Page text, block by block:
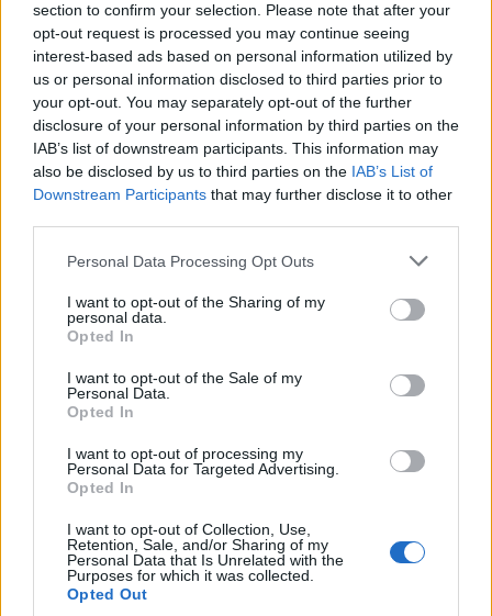
section to confirm your selection. Please note that after your
opt-out request is processed you may continue seeing
interest-based ads based on personal information utilized by
us or personal information disclosed to third parties prior to
your opt-out. You may separately opt-out of the further
disclosure of your personal information by third parties on the
IAB’s list of downstream participants. This information may
also be disclosed by us to third parties on the IAB’s List of
Downstream Participants that may further disclose it to other
Personal Data Processing Opt Outs
I want to opt-out of the Sharing of my
personal data.
Opted In
I want to opt-out of the Sale of my
Personal Data.
Opted In
I want to opt-out of processing my
Personal Data for Targeted Advertising.
Opted In
I want to opt-out of Collection, Use,
Retention, Sale, and/or Sharing of my
Personal Data that Is Unrelated with the
Purposes for which it was collected.
Opted Out
Δράση για την Εξάλειψη της βίας
κατά των γυναικών
Με το μήνυμα «Δεν είσαι η μόνη-Δεν είσαι μόνη» το
Συμβουλευτικό Κέντρο Γυναικών της Κοινωνικής
Υπηρεσίας του Δήμου Φυλής διοργανώνει Συνάντηση
Γνωριμίας, τη Δευτέρα 25 Νοεμβρίου 2024, στο χώρο
της δομής Ι.Καμπόλη 23 στα Άνω Λιόσια προκειμένου
να ενημερωθούν όλοι για τους στόχους και τις
παρεχόμενες υπηρεσίες του Κέντρου. Υπό την
εποπτεία του αρμόδιου Αναπληρωτή […]
15.11.2024 - 08.46